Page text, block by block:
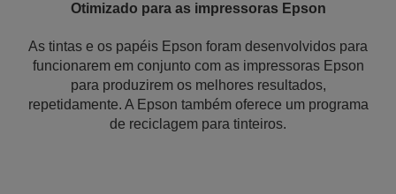
Otimizado para as impressoras Epson
As tintas e os papéis Epson foram desenvolvidos para
funcionarem em conjunto com as impressoras Epson
para produzirem os melhores resultados,
repetidamente. A Epson também oferece um programa
de reciclagem para tinteiros.